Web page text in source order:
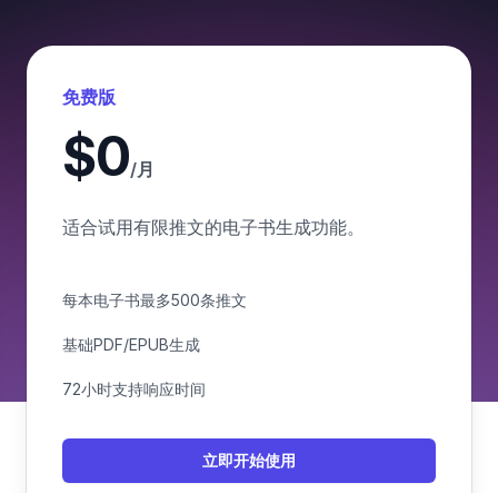
免费版
$0/月
适合试用有限推文的电子书生成功能。
每本电子书最多500条推文
基础PDF/EPUB生成
72小时支持响应时间
立即开始使用